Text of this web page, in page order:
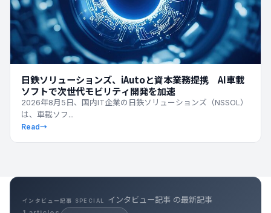
日鉄ソリューションズ、iAutoと資本業務提携 AI車載
ソフトで次世代モビリティ開発を加速
2026年8月5日、国内IT企業の日鉄ソリューションズ（NSSOL）
は、車載ソフ...
Read→
インタビュー記事 SPECIAL インタビュー記事 の最新記事